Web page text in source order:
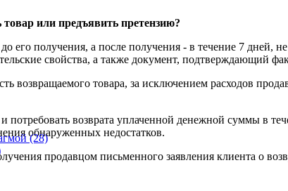
(28)
товар или предъявить претензию?
его получения, а после получения - в течение 7 дней,
свойства, а также документ, подтверждающий
возвращаемого товара, за исключением расходов
возврата уплаченной денежной суммы в
обнаруженных недостатков.
продавцом письменного заявления клиента о